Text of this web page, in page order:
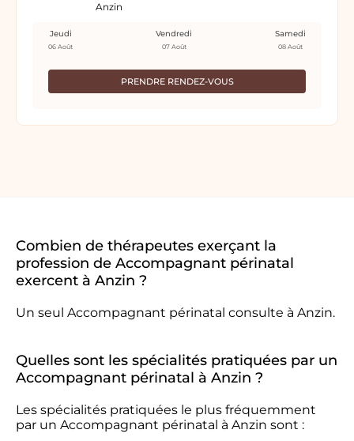
Anzin
PRENDRE RENDEZ-VOUS
Jeudi
06 Août
Vendredi
07 Août
Samedi
08 Août
Combien de thérapeutes exerçant la
profession de Accompagnant périnatal
exercent à Anzin ?
Un seul Accompagnant périnatal consulte à Anzin.
Quelles sont les spécialités pratiquées par un
Accompagnant périnatal à Anzin ?
Les spécialités pratiquées le plus fréquemment
par un Accompagnant périnatal à Anzin sont :